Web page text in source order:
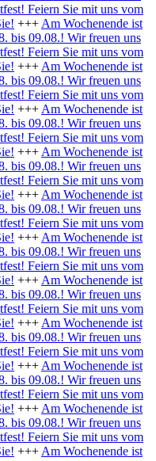
Feiern Sie mit uns vom
+++ Am Wochenende ist
bis 09.08.! Wir freuen uns
Feiern Sie mit uns vom
+++ Am Wochenende ist
bis 09.08.! Wir freuen uns
Feiern Sie mit uns vom
+++ Am Wochenende ist
bis 09.08.! Wir freuen uns
Feiern Sie mit uns vom
+++ Am Wochenende ist
bis 09.08.! Wir freuen uns
Feiern Sie mit uns vom
+++ Am Wochenende ist
bis 09.08.! Wir freuen uns
Feiern Sie mit uns vom
+++ Am Wochenende ist
bis 09.08.! Wir freuen uns
Feiern Sie mit uns vom
+++ Am Wochenende ist
bis 09.08.! Wir freuen uns
Feiern Sie mit uns vom
+++ Am Wochenende ist
bis 09.08.! Wir freuen uns
Feiern Sie mit uns vom
+++ Am Wochenende ist
bis 09.08.! Wir freuen uns
Feiern Sie mit uns vom
+++ Am Wochenende ist
bis 09.08.! Wir freuen uns
Feiern Sie mit uns vom
+++ Am Wochenende ist